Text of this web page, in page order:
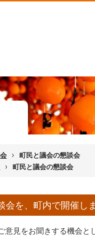
›
町民と議会の懇談会
› 町民と議会の懇談会
を、町内で開催しま
意見をお聞きする機会